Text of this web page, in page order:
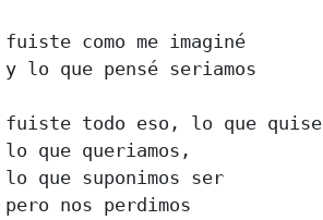
fuiste como me imaginé
y lo que pensé seriamos
fuiste todo eso, lo que quise
lo que queriamos,
lo que suponimos ser
pero nos perdimos